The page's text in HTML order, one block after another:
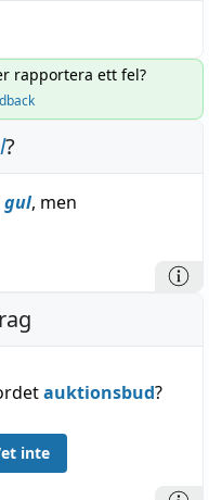
rapportera ett fel?
?
, men
auktionsbud?
inte